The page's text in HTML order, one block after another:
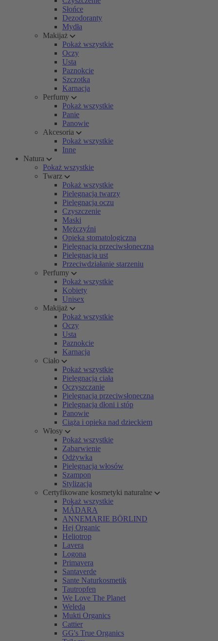
Słońce
Dezodoranty
Mydła
Makijaż
Pokaż wszystkie
Oczy
Usta
Paznokcie
Szczotka
Karnacja
Perfumy
Pokaż wszystkie
Panie
Panowie
Akcesoria
Pokaż wszystkie
Inne
Natura
Pokaż wszystkie
Twarz
Pokaż wszystkie
Pielęgnacja twarzy
Pielęgnacja oczu
Czyszczenie
Maski
Mężczyźni
Opieka stomatologiczna
Pielęgnacja przeciwsłoneczna
Pielęgnacja ust
Przeciwdziałanie starzeniu
Perfumy
Pokaż wszystkie
Kobiety
Unisex
Makijaż
Pokaż wszystkie
Oczy
Usta
Paznokcie
Karnacja
Ciało
Pokaż wszystkie
Pielęgnacja ciała
Oczyszczanie
Pielęgnacja przeciwsłoneczna
Pielęgnacja dłoni i stóp
Panowie
Ciąża i opieka nad dzieckiem
Włosy
Pokaż wszystkie
Zabarwienie
Odżywka
Pielęgnacja włosów
Szampon
Stylizacja
Certyfikowane kosmetyki naturalne
Pokaż wszystkie
MÁDARA
ANNEMARIE BÖRLIND
Hej Organic
Heliotrop
Lavera
Logona
Primavera
Santaverde
Sante Naturkosmetik
Tautropfen
We Love The Planet
Weleda
Mukti Organics
Cattier
GG's True Organics